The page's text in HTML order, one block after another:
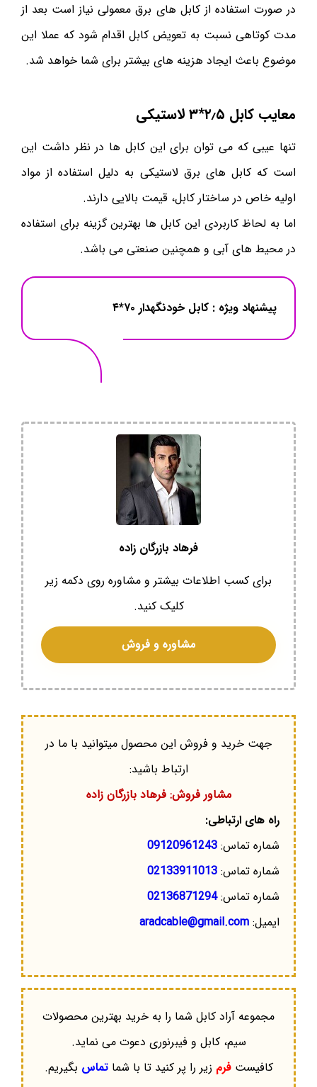
در صورت استفاده از کابل های برق معمولی نیاز است بعد از
مدت کوتاهی نسبت به تعویض کابل اقدام شود که عملا این
موضوع باعث ایجاد هزینه های بیشتر برای شما خواهد شد.
معایب کابل ۲٫۵*۳ لاستیکی
تنها عیبی که می توان برای این کابل ها در نظر داشت این
است که کابل های برق لاستیکی به دلیل استفاده از مواد
اولیه خاص در ساختار کابل، قیمت بالایی دارند.
اما به لحاظ کاربردی این کابل ها بهترین گزینه برای استفاده
در محیط های آبی و همچنین صنعتی می باشد.
پیشنهاد ویژه : کابل خودنگهدار ۷۰*۴
فرهاد بازرگان زاده
برای کسب اطلاعات بیشتر و مشاوره روی دکمه زیر
کلیک کنید.
مشاوره و فروش
جهت خرید و فروش این محصول میتوانید با ما در
ارتباط باشید:
مشاور فروش: فرهاد بازرگان زاده
راه های ارتباطی:
شماره تماس: 09120961243
شماره تماس: 02133911013
شماره تماس:02136871294
ایمیل: aradcable@gmail.com
مجموعه آراد کابل شما را به خرید بهترین محصولات
سیم، کابل و فیبرنوری دعوت می نماید.
کافیستفرم زیر را پر کنید تا با شماتماس بگیریم.